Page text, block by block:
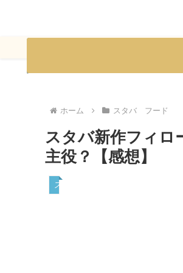
ホーム スタバ フード
スタバ新作フィロ
主役？【感想】
スタバ フード